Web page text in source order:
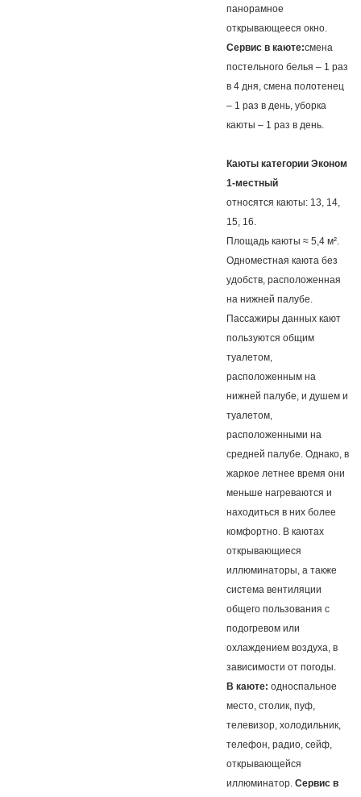
панорамное
открывающееся окно.
Сервис в каюте:смена
постельного белья – 1 раз
в 4 дня, смена полотенец
– 1 раз в день, уборка
каюты – 1 раз в день.
Каюты категории Эконом
1-местный
относятся каюты: 13, 14,
15, 16.
Площадь каюты ≈ 5,4 м².
Одноместная каюта без
удобств, расположенная
на нижней палубе.
Пассажиры данных кают
пользуются общим
туалетом,
расположенным на
нижней палубе, и душем и
туалетом,
расположенными на
средней палубе. Однако, в
жаркое летнее время они
меньше нагреваются и
находиться в них более
комфортно. В каютах
открывающиеся
иллюминаторы, а также
система вентиляции
общего пользования с
подогревом или
охлаждением воздуха, в
зависимости от погоды.
В каюте: односпальное
место, столик, пуф,
телевизор, холодильник,
телефон, радио, сейф,
открывающейся
иллюминатор. Сервис в